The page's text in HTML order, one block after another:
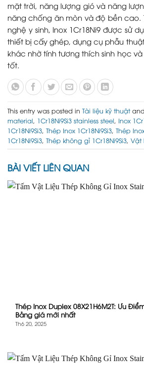
mặt trời, năng lượng gió và năng
năng chống ăn mòn và độ bền cao.
nghệ y sinh, Inox 1Cr18Ni9 được sử
thiết bị cấy ghép, dụng cụ phẫu
khác nhờ tính tương thích sinh học
tốt.
This entry was posted in Tài liệu kỹ thuật
material, 1Cr18Ni9Si3 stainless steel, Inox
1Cr18Ni9Si3, Thép Inox 1Cr18Ni9Si3, Thép
1Cr18Ni9Si3, Thép không gỉ 1Cr18Ni9Si3, Vật
BÀI VIẾT LIÊN QUAN
Thép Inox Duplex 08X21H6M2T: Ưu
Bảng giá mới nhất
Th6 20, 2025